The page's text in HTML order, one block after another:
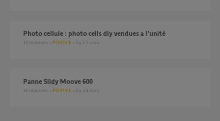
Photo cellule : photo cells diy vendues a l'unité
13 réponses PORTAIL il y a 5 mois
Panne Slidy Moove 600
26 réponses PORTAIL il y a 4 mois